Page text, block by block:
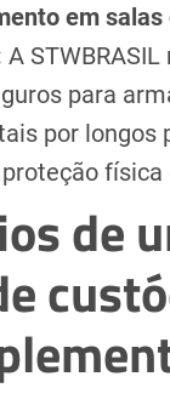
em salas
A
para
por longos
física
de